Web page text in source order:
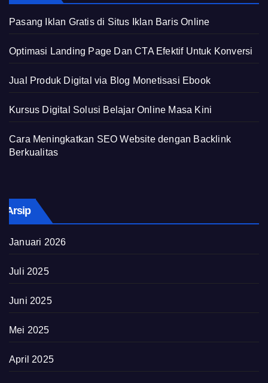
Pasang Iklan Gratis di Situs Iklan Baris Online
Optimasi Landing Page Dan CTA Efektif Untuk Konversi
Jual Produk Digital via Blog Monetisasi Ebook
Kursus Digital Solusi Belajar Online Masa Kini
Cara Meningkatkan SEO Website dengan Backlink
Berkualitas
Arsip
Januari 2026
Juli 2025
Juni 2025
Mei 2025
April 2025